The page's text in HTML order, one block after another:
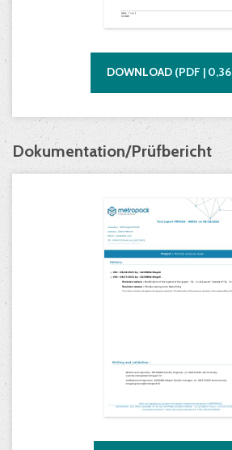
DOWNLOAD (PDF | 0,36
Dokumentation/Prüfbericht